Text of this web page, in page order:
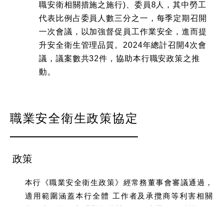
職安衛相關措施之施行)、委員8人，其中勞工
代表比例占委員人數三分之一，每季定期召開
一次會議，以加強督促員工作業安全，進而提
升安全衛生管理品質。2024年總計召開4次會
議，議案數共32件，協助本行職安政策之推
動。
職業安全衛生政策協定
政策
本行《職業安全衛生政策》經常務董事會審議通過，
適用範圍涵蓋本行全體 工作者及承攬商等利害相關